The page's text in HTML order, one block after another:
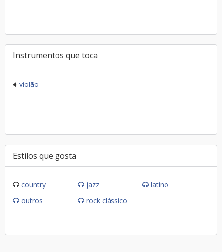
Instrumentos que toca
violão
Estilos que gosta
country jazz
latino
outros
rock clássico